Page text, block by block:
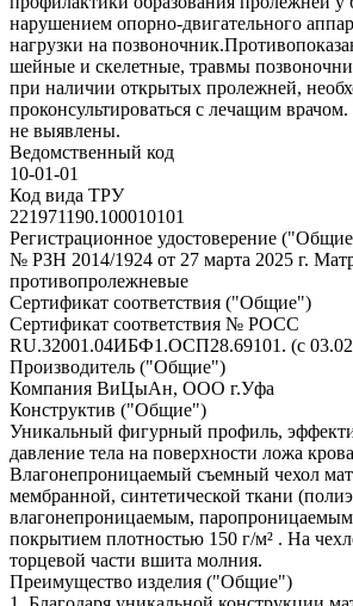
нарушением опорно-двигательного
нагрузки на
шейные и скелетные, травмы
при наличии открытых пролежней,
проконсультироваться с лечащим
не выявлены.
Ведомственный код
10-01-01
Код вида ТРУ
221971190.100010101
Регистрационное удостоверение
№ РЗН 2014/1924 от 27 марта 2025 г.
противопролежневые
Сертификат соответствия ("Общие")
Сертификат соответствия № РОСС
RU.32001.04ИБФ1.ОСП28.69101. (с
Производитель ("Общие")
Компания ВиЦыАн, ООО г.Уфа
Конструктив ("Общие")
Уникальный фигурный профиль,
давление тела на поверхности ложа
Влагонепроницаемый съемный чехол
мембранной, синтетической ткани
влагонепроницаемым,
покрытием плотностью 150 г/м² . На
торцевой части вшита молния.
Преимущество изделия ("Общие")